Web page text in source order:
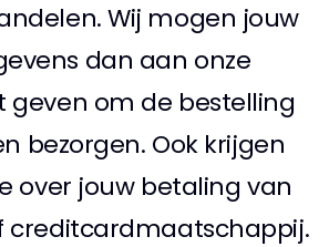
Wij mogen jouw
dan aan onze
geven om de bestelling
bezorgen. Ook krijgen
over jouw betaling van
creditcardmaatschappij.